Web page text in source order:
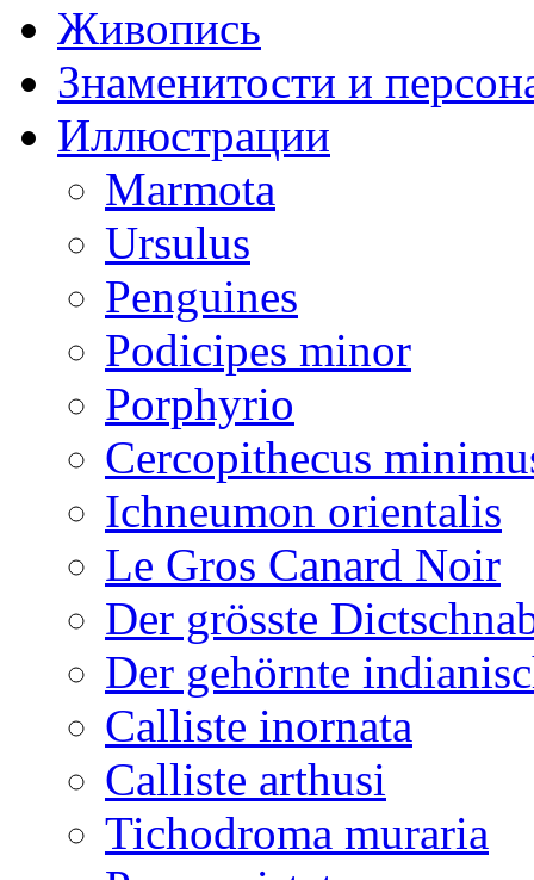
Живопись
Знаменитости и
Иллюстрации
Marmota
Ursulus
Penguines
Podicipes minor
Porphyrio
Cercopithecus
Ichneumon orientalis
Le Gros Canard Noir
Der grösste
Der gehörnte
Calliste inornata
Calliste arthusi
Tichodroma muraria